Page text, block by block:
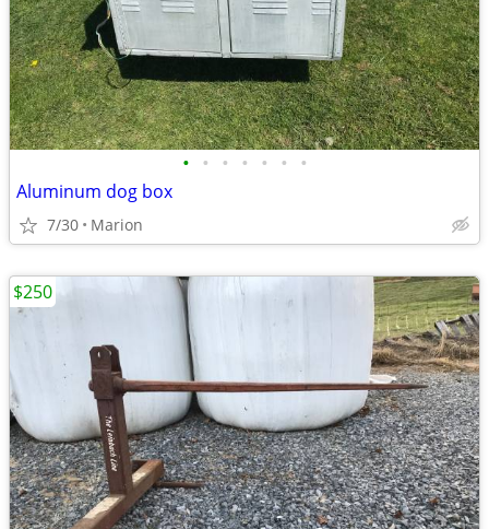
• • • • • • •
Aluminum dog box
7/30 Marion
$250